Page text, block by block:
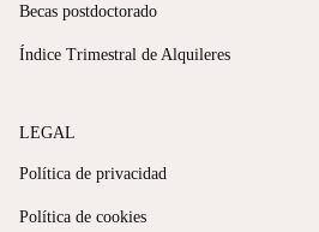
Becas postdoctorado
Índice Trimestral de Alquileres
LEGAL
Política de privacidad
Política de cookies